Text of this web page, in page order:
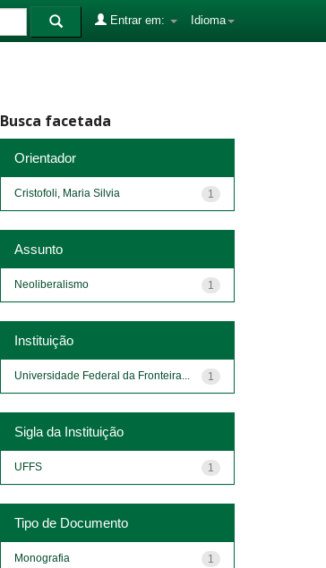
Idioma
Entrar em:
Busca facetada
Orientador
1
Cristofoli, Maria Silvia
Assunto
1
Neoliberalismo
Instituição
1
Universidade Federal da Fronteira...
Sigla da Instituição
1
UFFS
Tipo de Documento
1
Monografia